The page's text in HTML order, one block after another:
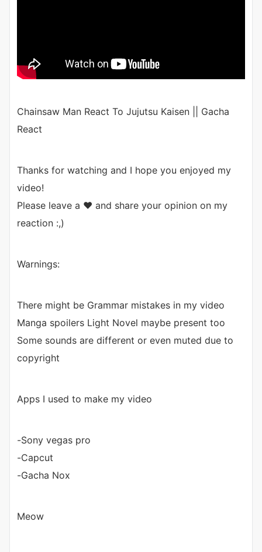
Chainsaw Man React To Jujutsu Kaisen || Gacha
React
Thanks for watching and I hope you enjoyed my
video!
Please leave a ❤️ and share your opinion on my
reaction :,)
Warnings:
There might be Grammar mistakes in my video
Manga spoilers Light Novel maybe present too
Some sounds are different or even muted due to
copyright
Apps I used to make my video
-Sony vegas pro
-Capcut
-Gacha Nox
Meow